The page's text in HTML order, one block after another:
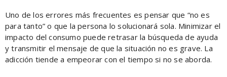
Uno de los errores más frecuentes es pensar que “no es
para tanto” o que la persona lo solucionará sola. Minimizar el
impacto del consumo puede retrasar la búsqueda de ayuda
y transmitir el mensaje de que la situación no es grave. La
adicción tiende a empeorar con el tiempo si no se aborda.